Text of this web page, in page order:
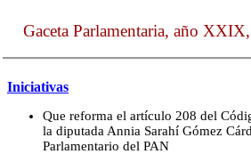
Gaceta Parlamentaria, año
Iniciativas
Que reforma el artículo 208 del
la diputada Annia Sarahí Gómez
Parlamentario del PAN